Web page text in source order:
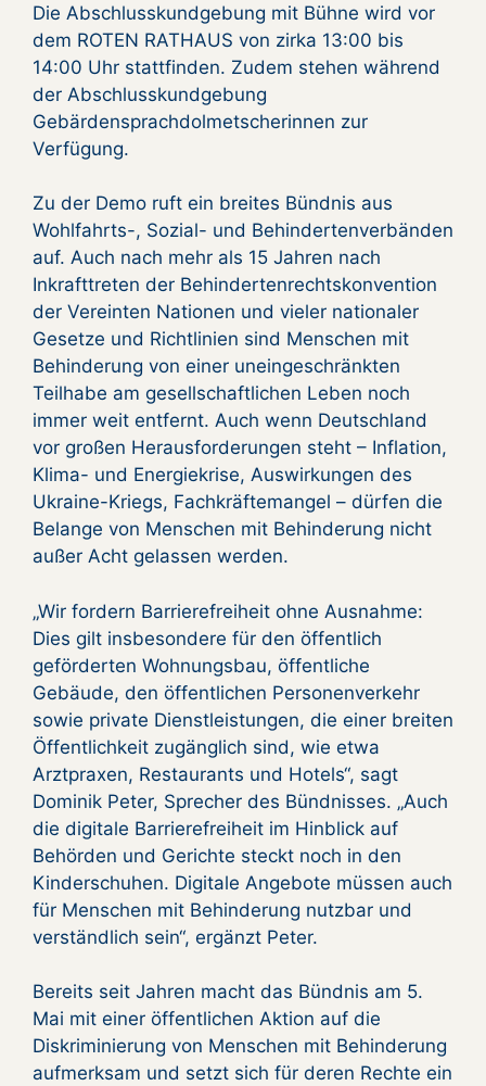
Die Abschlusskundgebung mit Bühne wird vor
dem ROTEN RATHAUS von zirka 13:00 bis
14:00 Uhr stattfinden. Zudem stehen während
der Abschlusskundgebung
Gebärdensprachdolmetscherinnen zur
Verfügung.
Zu der Demo ruft ein breites Bündnis aus
Wohlfahrts-, Sozial- und Behindertenverbänden
auf. Auch nach mehr als 15 Jahren nach
Inkrafttreten der Behindertenrechtskonvention
der Vereinten Nationen und vieler nationaler
Gesetze und Richtlinien sind Menschen mit
Behinderung von einer uneingeschränkten
Teilhabe am gesellschaftlichen Leben noch
immer weit entfernt. Auch wenn Deutschland
vor großen Herausforderungen steht – Inflation,
Klima- und Energiekrise, Auswirkungen des
Ukraine-Kriegs, Fachkräftemangel – dürfen die
Belange von Menschen mit Behinderung nicht
außer Acht gelassen werden.
„Wir fordern Barrierefreiheit ohne Ausnahme:
Dies gilt insbesondere für den öffentlich
geförderten Wohnungsbau, öffentliche
Gebäude, den öffentlichen Personenverkehr
sowie private Dienstleistungen, die einer breiten
Öffentlichkeit zugänglich sind, wie etwa
Arztpraxen, Restaurants und Hotels“, sagt
Dominik Peter, Sprecher des Bündnisses. „Auch
die digitale Barrierefreiheit im Hinblick auf
Behörden und Gerichte steckt noch in den
Kinderschuhen. Digitale Angebote müssen auch
für Menschen mit Behinderung nutzbar und
verständlich sein“, ergänzt Peter.
Bereits seit Jahren macht das Bündnis am 5.
Mai mit einer öffentlichen Aktion auf die
Diskriminierung von Menschen mit Behinderung
aufmerksam und setzt sich für deren Rechte ein